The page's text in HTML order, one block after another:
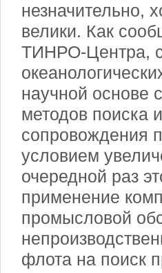
незначительно,
велики. Как
ТИНРО-Центра,
научной основе
методов поиска
сопровождения
условием
очередной раз
применение
промысловой
флота на поиск